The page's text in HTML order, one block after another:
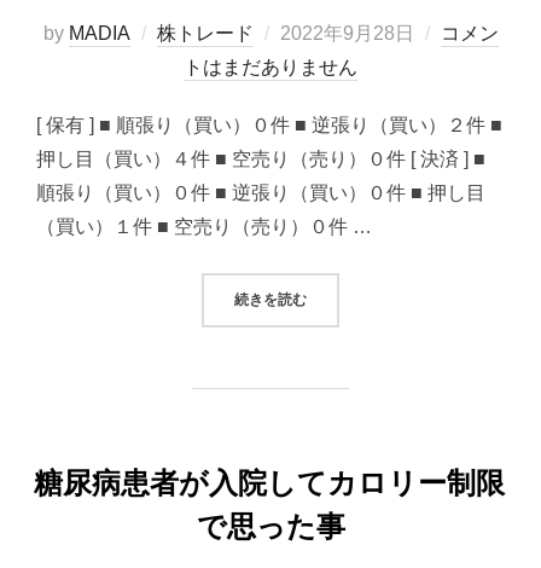
by MADIA 株トレード
投
稿
2022年9月28日
コメン
トはまだありません
[ 保有 ] ■ 順張り（買い）０件 ■ 逆張り（買い）２件 ■
押し目（買い）４件 ■ 空売り（売り）０件 [ 決済 ] ■
順張り（買い）０件 ■ 逆張り（買い）０件 ■ 押し目
（買い）１件 ■ 空売り（売り）０件 …
続きを読む“2022/09/28 システムトレード（
糖尿病患者が入院してカロリー制限
で思った事